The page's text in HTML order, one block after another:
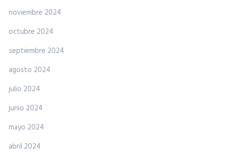
noviembre 2024
octubre 2024
septiembre 2024
agosto 2024
julio 2024
junio 2024
mayo 2024
abril 2024